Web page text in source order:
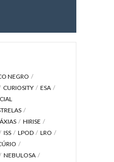
NEGRO
CURIOSITY
ESA
HIRISE
ISS LPOD
LRO
NEBULOSA